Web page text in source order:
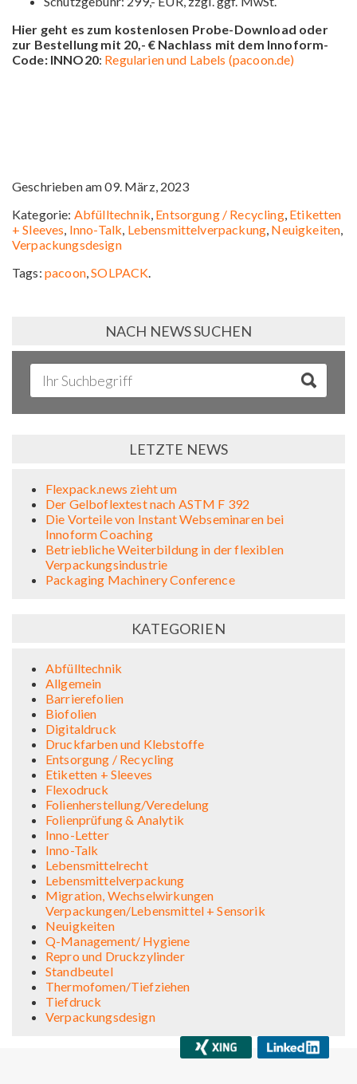
Hier geht es zum kostenlosen Probe-Download oder
zur Bestellung mit 20,- € Nachlass mit dem Innoform-
Code: INNO20: Regularien und Labels (pacoon.de)
Geschrieben am 09. März, 2023
Kategorie: Abfülltechnik, Entsorgung / Recycling, Etiketten
+ Sleeves, Inno-Talk, Lebensmittelverpackung, Neuigkeiten,
Verpackungsdesign
Tags: pacoon,SOLPACK.
NACH NEWS SUCHEN
LETZTE NEWS
Flexpack.news zieht um
Der Gelboflextest nach ASTM F 392
Die Vorteile von Instant Webseminaren bei
Innoform Coaching
Betriebliche Weiterbildung in der flexiblen
Verpackungsindustrie
Packaging Machinery Conference
KATEGORIEN
Abfülltechnik
Allgemein
Barrierefolien
Biofolien
Digitaldruck
Druckfarben und Klebstoffe
Entsorgung / Recycling
Etiketten + Sleeves
Flexodruck
Folienherstellung/Veredelung
Folienprüfung & Analytik
Inno-Letter
Inno-Talk
Lebensmittelrecht
Lebensmittelverpackung
Migration, Wechselwirkungen
Verpackungen/Lebensmittel + Sensorik
Neuigkeiten
Q-Management/ Hygiene
Repro und Druckzylinder
Standbeutel
Thermofomen/Tiefziehen
Tiefdruck
Verpackungsdesign